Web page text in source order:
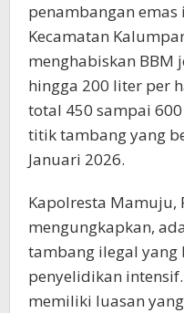
penambangan
Kecamatan
menghabiskan BBM
hingga 200 liter per
total 450 sampai
titik tambang yang
Januari 2026.
Kapolresta Mamuju,
mengungkapkan,
tambang ilegal
penyelidikan
memiliki luasan